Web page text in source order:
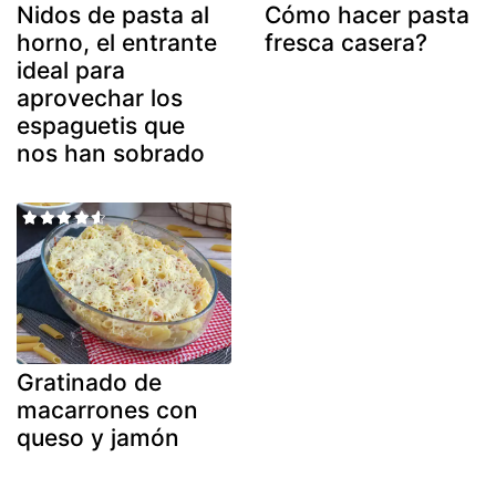
Nidos de pasta al
horno, el entrante
ideal para
aprovechar los
espaguetis que
nos han sobrado
Cómo hacer pasta
fresca casera?
Gratinado de
macarrones con
queso y jamón